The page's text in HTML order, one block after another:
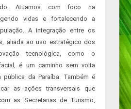
Atuamos com foco na
vidas e fortalecendo a
A integração entre os
aliada ao uso estratégico dos
tecnológica, como o
é um caminho sem volta
pública da Paraíba. Também é
as ações transversais que
as Secretarias de Turismo,